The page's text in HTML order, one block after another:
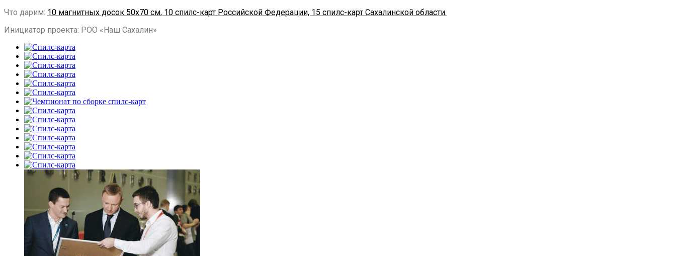
Что дарим: 10 магнитных досок 50х70 см, 10 спилс-карт Российской Федерации, 15 спилс-карт Сахалинской области.
Инициатор проекта: РОО «Наш Сахалин»